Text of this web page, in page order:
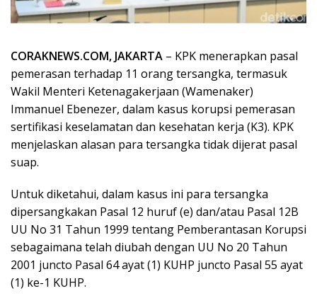
CORAKNEWS.COM, JAKARTA – KPK menerapkan pasal
pemerasan terhadap 11 orang tersangka, termasuk
Wakil Menteri Ketenagakerjaan (Wamenaker)
Immanuel Ebenezer, dalam kasus korupsi pemerasan
sertifikasi keselamatan dan kesehatan kerja (K3). KPK
menjelaskan alasan para tersangka tidak dijerat pasal
suap.
Untuk diketahui, dalam kasus ini para tersangka
dipersangkakan Pasal 12 huruf (e) dan/atau Pasal 12B
UU No 31 Tahun 1999 tentang Pemberantasan Korupsi
sebagaimana telah diubah dengan UU No 20 Tahun
2001 juncto Pasal 64 ayat (1) KUHP juncto Pasal 55 ayat
(1) ke-1 KUHP.